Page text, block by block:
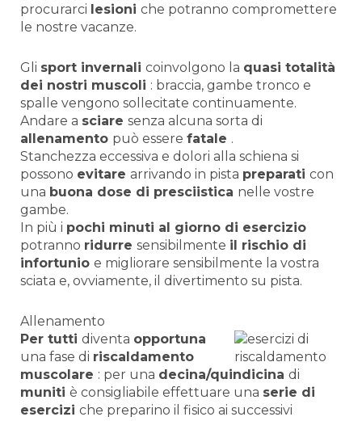
procurarci lesioni che potranno compromettere
le nostre vacanze.
Gli sport invernali coinvolgono la quasi totalità
dei nostri muscoli : braccia, gambe tronco e
spalle vengono sollecitate continuamente.
Andare a sciare senza alcuna sorta di
allenamento può essere fatale .
Stanchezza eccessiva e dolori alla schiena si
possono evitare arrivando in pista preparati con
una buona dose di presciistica nelle vostre
gambe.
In più i pochi minuti al giorno di esercizio
potranno ridurre sensibilmente il rischio di
infortunio e migliorare sensibilmente la vostra
sciata e, ovviamente, il divertimento su pista.
Allenamento
Per tutti diventa opportuna
una fase di riscaldamento
muscolare : per una decina/quindicina di
muniti è consigliabile effettuare una serie di
esercizi che preparino il fisico ai successivi